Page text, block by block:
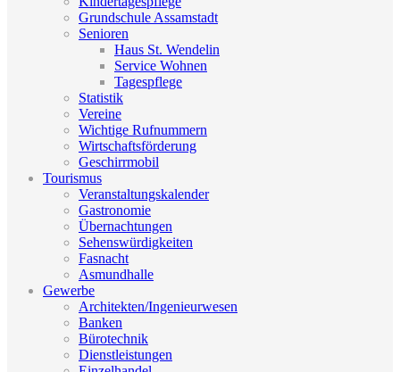
Grundschule Assamstadt
Senioren
Haus St. Wendelin
Service Wohnen
Tagespflege
Statistik
Vereine
Wichtige Rufnummern
Wirtschaftsförderung
Geschirrmobil
Tourismus
Veranstaltungskalender
Gastronomie
Übernachtungen
Sehenswürdigkeiten
Fasnacht
Asmundhalle
Gewerbe
Architekten/Ingenieurwesen
Banken
Bürotechnik
Dienstleistungen